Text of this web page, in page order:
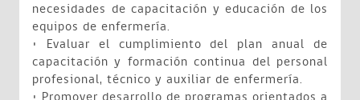
necesidades de capacitación y educación de los
equipos de enfermería.
• Evaluar el cumplimiento del plan anual de
capacitación y formación continua del personal
profesional, técnico y auxiliar de enfermería.